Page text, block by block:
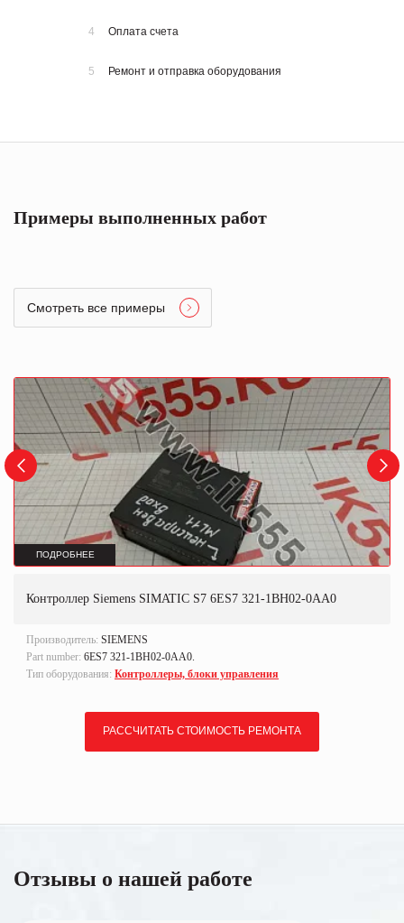
4 Оплата счета
5 Ремонт и отправка оборудования
Примеры выполненных работ
Смотреть все примеры
ПОДРОБНЕЕ
Контроллер Siemens SIMATIC S7 6ES7 321-1BH02-0AA0
Производитель: SIEMENS
Part number: 6ES7 321-1BH02-0AA0.
Тип оборудования: Контроллеры, блоки управления
РАССЧИТАТЬ СТОИМОСТЬ РЕМОНТА
Отзывы о нашей работе